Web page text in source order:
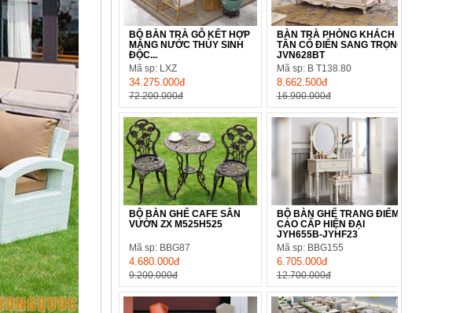
BỘ BÀN TRÀ GỖ KẾT HỢP
MÁNG NƯỚC THỦY SINH
ĐỘC...
Mã sp: LXZ
34.275.000đ
72.200.000đ
BÀN TRÀ PHÒNG KHÁCH
TÂN CỔ ĐIỂN SANG TRỌNG
JVN628BT
Mã sp: B T138.80
8.662.500đ
16.900.000đ
BỘ BÀN GHẾ CAFE SÂN
VƯỜN ZX M525H525
Mã sp: BBG87
4.680.000đ
9.200.000đ
BỘ BÀN GHẾ TRANG ĐIỂM
CAO CẤP HIỆN ĐẠI
JYH655B-JYHF23
Mã sp: BBG155
6.705.000đ
12.700.000đ